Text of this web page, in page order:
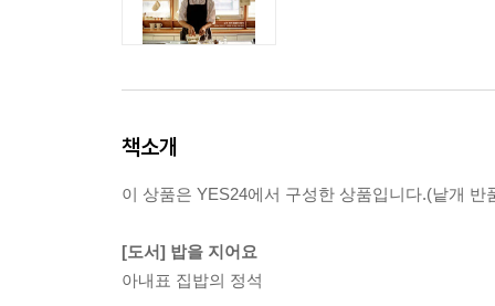
책소개
이 상품은 YES24에서 구성한 상품입니다.(낱개 반
[도서] 밥을 지어요
아내표 집밥의 정석